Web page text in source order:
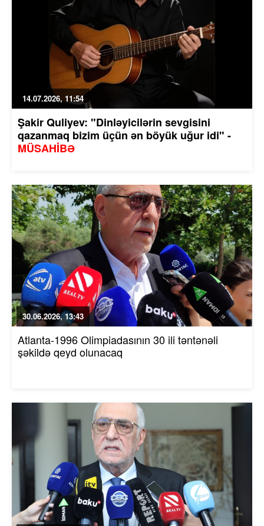
14.07.2026, 11:54
Şakir Quliyev: "Dinləyicilərin sevgisini
qazanmaq bizim üçün ən böyük uğur idi" -
MÜSAHİBƏ
30.06.2026, 13:43
Atlanta-1996 Olimpiadasının 30 ili təntənəli
şəkildə qeyd olunacaq